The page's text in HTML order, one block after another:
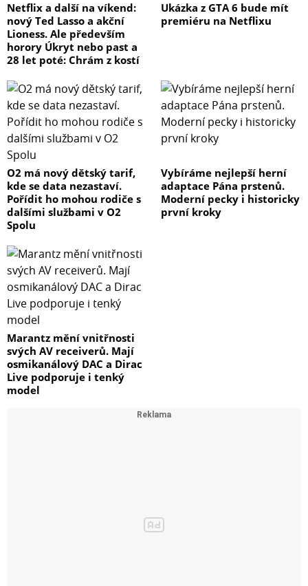
Netflix a další na víkend:
nový Ted Lasso a akční
Lioness. Ale především
horory Úkryt nebo past a
28 let poté: Chrám z kostí
Ukázka z GTA 6 bude mít
premiéru na Netflixu
O2 má nový dětský tarif,
kde se data nezastaví.
Pořídit ho mohou rodiče s
dalšími službami v O2
Spolu
Vybíráme nejlepší herní
adaptace Pána prstenů.
Moderní pecky i historicky
první kroky
Marantz mění vnitřnosti
svých AV receiverů. Mají
osmikanálový DAC a Dirac
Live podporuje i tenký
model